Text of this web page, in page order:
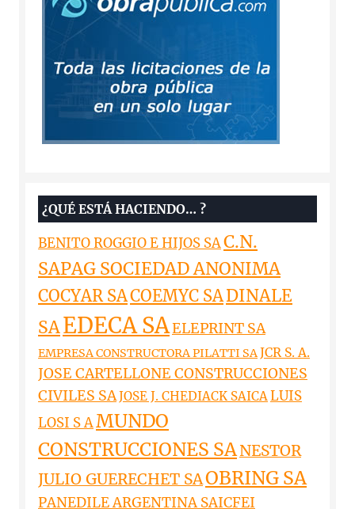
¿QUÉ ESTÁ HACIENDO… ?
BENITO ROGGIO E HIJOS SAC.N.
SAPAG SOCIEDAD ANONIMA
COCYAR SACOEMYC SADINALE
SAEDECA SAELEPRINT SA
EMPRESA CONSTRUCTORA PILATTI SAJCR S. A.
JOSE CARTELLONE CONSTRUCCIONES
CIVILES SAJOSE J. CHEDIACK SAICALUIS
LOSI S AMUNDO
CONSTRUCCIONES SANESTOR
JULIO GUERECHET SAOBRING SA
PANEDILE ARGENTINA SAICFEI